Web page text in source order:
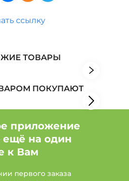
Bianka Modeno
Edsel Krause
ссылку
ТОВАРЫ
ПОКУПАЮТ
приложение
на один
к Вам
первого заказа